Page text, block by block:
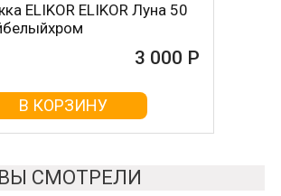
ELIKOR ELIKOR Луна 50
3 000 Р
В КОРЗИНУ
ВЫ СМОТРЕЛИ